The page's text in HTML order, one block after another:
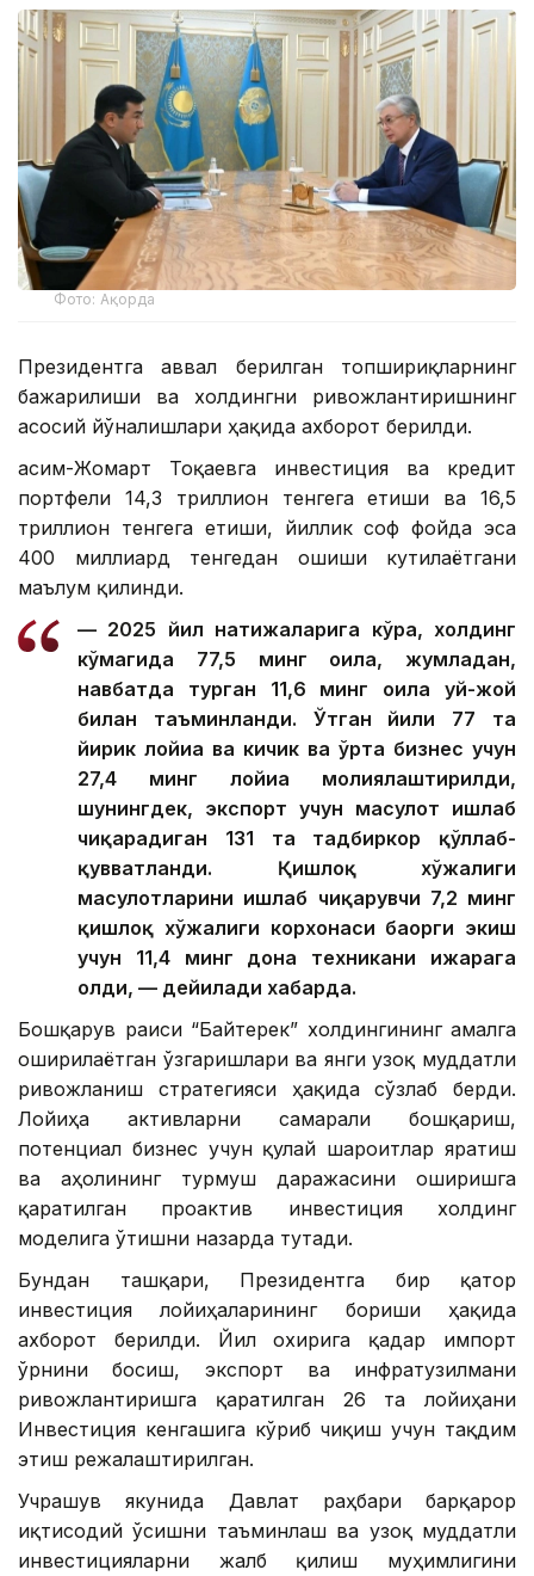
Фото: Ақорда
Президентга аввал берилган топшириқларнинг
бажарилиши ва холдингни ривожлантиришнинг
асосий йўналишлари ҳақида ахборот берилди.
Қасим-Жомарт Тоқаевга инвестиция ва кредит
портфели 14,3 триллион тенгега етиши ва 16,5
триллион тенгега етиши, йиллик соф фойда эса
400 миллиард тенгедан ошиши кутилаётгани
маълум қилинди.
— 2025 йил натижаларига кўра, холдинг
кўмагида 77,5 минг оила, жумладан,
навбатда турган 11,6 минг оила уй-жой
билан таъминланди. Ўтган йили 77 та
йирик лойиҳа ва кичик ва ўрта бизнес учун
27,4 минг лойиҳа молиялаштирилди,
шунингдек, экспорт учун маҳсулот ишлаб
чиқарадиган 131 та тадбиркор қўллаб-
қувватланди. Қишлоқ хўжалиги
маҳсулотларини ишлаб чиқарувчи 7,2 минг
қишлоқ хўжалиги корхонаси баҳорги экиш
учун 11,4 минг дона техникани ижарага
олди, — дейилади хабарда.
Бошқарув раиси “Байтерек” холдингининг амалга
оширилаётган ўзгаришлари ва янги узоқ муддатли
ривожланиш стратегияси ҳақида сўзлаб берди.
Лойиҳа активларни самарали бошқариш,
потенциал бизнес учун қулай шароитлар яратиш
ва аҳолининг турмуш даражасини оширишга
қаратилган проактив инвестиция холдинг
моделига ўтишни назарда тутади.
Бундан ташқари, Президентга бир қатор
инвестиция лойиҳаларининг бориши ҳақида
ахборот берилди. Йил охирига қадар импорт
ўрнини босиш, экспорт ва инфратузилмани
ривожлантиришга қаратилган 26 та лойиҳани
Инвестиция кенгашига кўриб чиқиш учун тақдим
этиш режалаштирилган.
Учрашув якунида Давлат раҳбари барқарор
иқтисодий ўсишни таъминлаш ва узоқ муддатли
инвестицияларни жалб қилиш муҳимлигини